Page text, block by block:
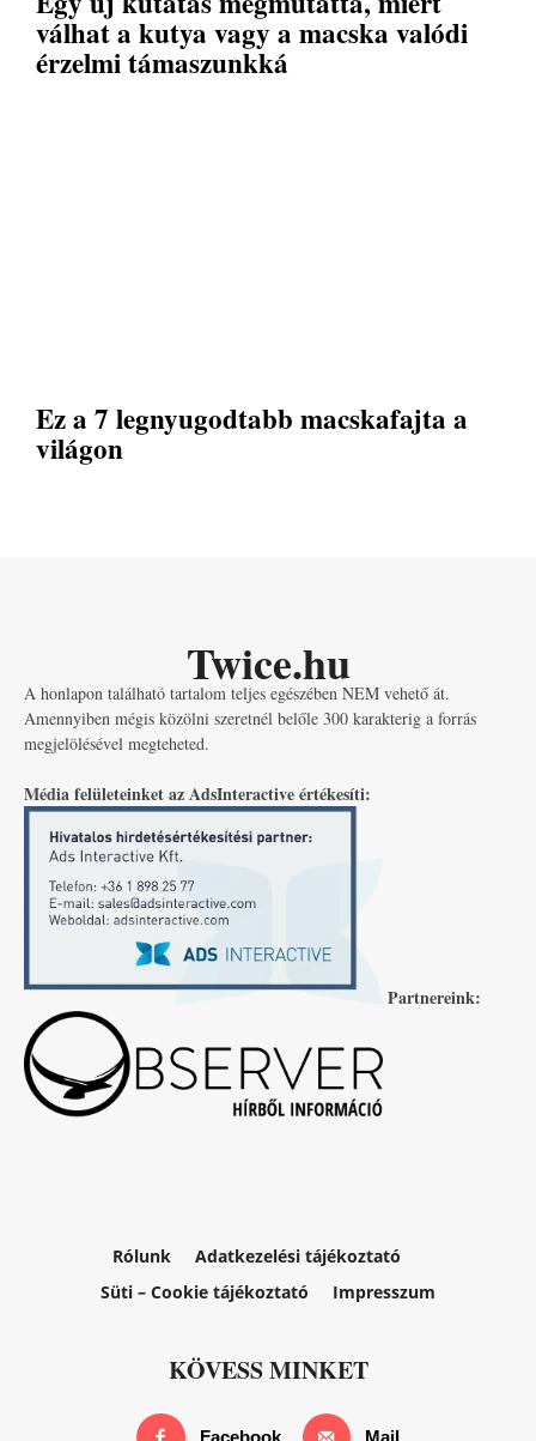
válhat a kutya vagy a macska valódi
érzelmi támaszunkká
Ez a 7 legnyugodtabb macskafajta a
világon
Twice.hu
A honlapon található tartalom teljes egészében NEM vehető át.
Amennyiben mégis közölni szeretnél belőle 300 karakterig a forrás
megjelölésével megteheted.
Média felületeinket az AdsInteractive értékesíti:
Partnereink:
Rólunk
Adatkezelési tájékoztató
Süti – Cookie tájékoztató
Impresszum
KÖVESS MINKET